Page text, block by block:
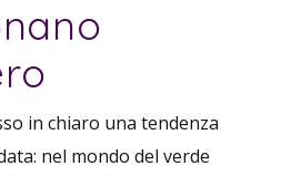
in chiaro una tendenza
nel mondo del verde